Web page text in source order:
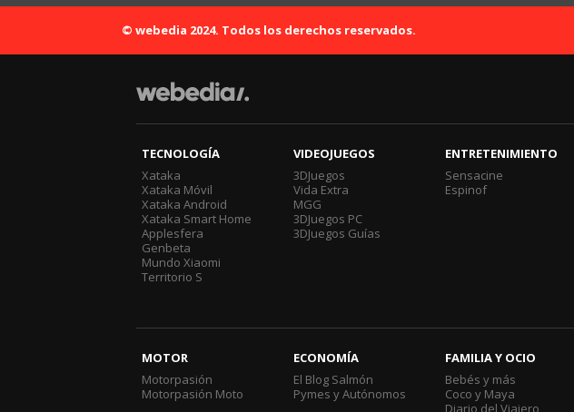
© webedia 2024. Todos los derechos reservados.
TECNOLOGÍA
Xataka
Xataka Móvil
Xataka Android
Xataka Smart Home
Applesfera
Genbeta
Mundo Xiaomi
Territorio S
VIDEOJUEGOS
3DJuegos
Vida Extra
MGG
3DJuegos PC
3DJuegos Guías
ENTRETENIMIENTO
Sensacine
Espinof
MOTOR
Motorpasión
Motorpasión Moto
ECONOMÍA
El Blog Salmón
Pymes y Autónomos
FAMILIA Y OCIO
Bebés y más
Coco y Maya
Diario del Viajero